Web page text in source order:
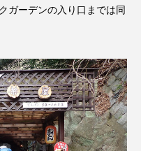
2025年度 2026
20周年 2学期
6月号 77
ガーデンの入り口までは同